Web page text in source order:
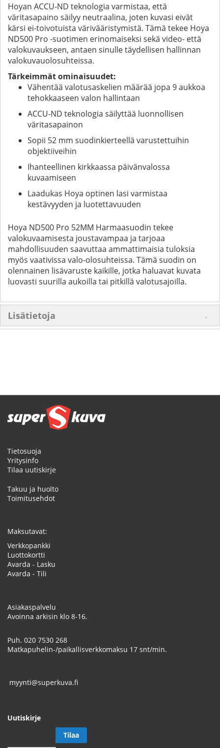
Hoyan ACCU-ND teknologia varmistaa, että
väritasapaino säilyy neutraalina, joten kuvasi eivät
kärsi ei-toivotuista värivääristymistä. Tämä tekee Hoya
ND500 Pro -suotimen erinomaiseksi sekä video- että
valokuvaukseen, antaen sinulle täydellisen hallinnan
valokuvauolosuhteissa.
Tärkeimmät ominaisuudet:
Vähentää valotusaskelien määrää jopa 9 aukkoa
tehokkaaseen valon hallintaan
ACCU-ND teknologia säilyttää luonnollisen
väritasapainon
Sopii 52 mm suodinkierteellä varustettuihin
objektiiveihin
Ihanteellinen kirkkaassa päivänvalossa
kuvaamiseen
Laadukas Hoya optinen lasi varmistaa
kestävyyden ja luotettavuuden
Hoya ND500 Pro 52MM Harmaasuodin tekee
valokuvaamisesta joustavampaa ja tarjoaa
mahdollisuuden saavuttaa ammattimaisia tuloksia
myös vaativissa valo-olosuhteissa. Tämä suodin on
olennainen lisävaruste kaikille, jotka haluavat kuvata
luovasti suurilla aukoilla tai pitkillä valotusajoilla.
Lisätietoja
Tietosuoja
Yritysinfo
Tilaa uutiskirje
Takuu ja huolto
Toimitusehdot
Maksutavat:
Verkkopankki
Luottokortti
Avarda - Lasku
Avarda - Tili
Asiakaspalvelu
Avoinna arkisin klo 8-16.
Puh. 020 7530 268
Matkapuhelin-/paikallisverkkomaksu 17 snt/min.
myynti@superkuva.fi
Uutiskirje
Tilaa